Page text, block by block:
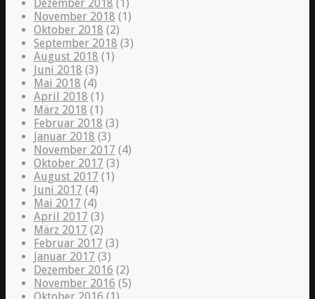
Dezember 2018 (1)
November 2018 (1)
Oktober 2018 (2)
September 2018 (3)
August 2018 (1)
Juni 2018 (3)
Mai 2018 (4)
April 2018 (1)
März 2018 (1)
Februar 2018 (3)
Januar 2018 (3)
November 2017 (4)
Oktober 2017 (3)
August 2017 (1)
Juni 2017 (4)
Mai 2017 (4)
April 2017 (3)
März 2017 (2)
Februar 2017 (3)
Januar 2017 (3)
Dezember 2016 (2)
November 2016 (5)
Oktober 2016 (1)